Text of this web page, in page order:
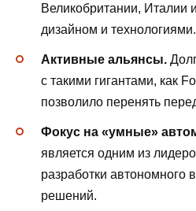
Великобритании,
дизайном и технологиями.
Активные альянсы.
с такими гигантами, как
позволило перенять
Фокус на «умные»
является одним из
разработки автономного
решений.